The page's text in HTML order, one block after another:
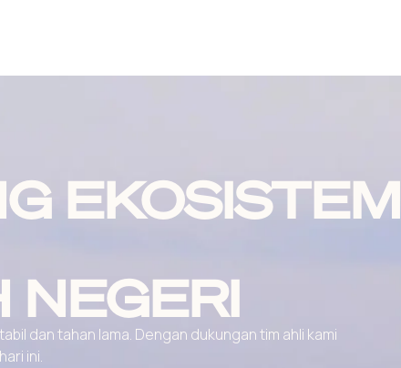
EKOSISTEM
NEGERI
dan tahan lama. Dengan dukungan tim ahli kami
ini.